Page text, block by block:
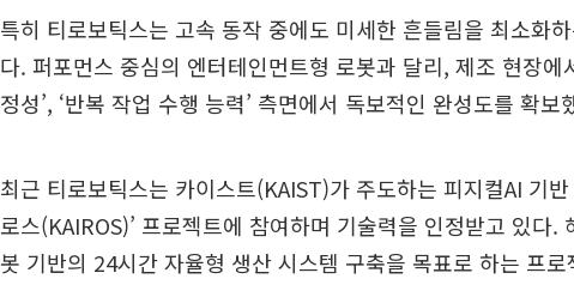
특히 티로보틱스는 고속 동작 중에도 미세한 흔들림을 최소화
다. 퍼포먼스 중심의 엔터테인먼트형 로봇과 달리, 제조 현장에
정성’, ‘반복 작업 수행 능력’ 측면에서 독보적인 완성도를 확보
최근 티로보틱스는 카이스트(KAIST)가 주도하는 피지컬AI 기
로스(KAIROS)’ 프로젝트에 참여하며 기술력을 인정받고 있다.
봇 기반의 24시간 자율형 생산 시스템 구축을 목표로 하는 프로